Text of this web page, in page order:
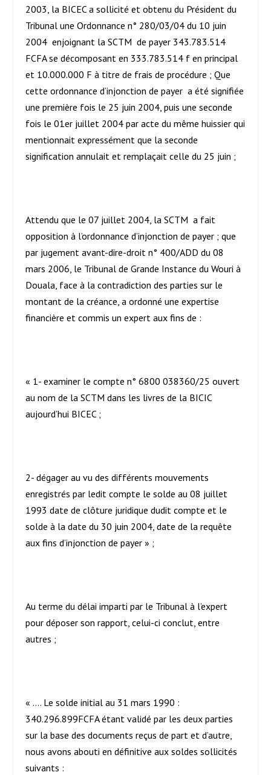
2003, la BICEC a sollicité et obtenu du Président du
Tribunal une Ordonnance n° 280/03/04 du 10 juin
2004 enjoignant la SCTM de payer 343.783.514
FCFA se décomposant en 333.783.514 f en principal
et 10.000.000 F à titre de frais de procédure ; Que
cette ordonnance d’injonction de payer a été signifiée
une première fois le 25 juin 2004, puis une seconde
fois le 01er juillet 2004 par acte du même huissier qui
mentionnait expressément que la seconde
signification annulait et remplaçait celle du 25 juin ;
Attendu que le 07 juillet 2004, la SCTM a fait
opposition à l’ordonnance d’injonction de payer ; que
par jugement avant-dire-droit n° 400/ADD du 08
mars 2006, le Tribunal de Grande Instance du Wouri à
Douala, face à la contradiction des parties sur le
montant de la créance, a ordonné une expertise
financière et commis un expert aux fins de :
« 1- examiner le compte n° 6800 038360/25 ouvert
au nom de la SCTM dans les livres de la BICIC
aujourd’hui BICEC ;
2- dégager au vu des différents mouvements
enregistrés par ledit compte le solde au 08 juillet
1993 date de clôture juridique dudit compte et le
solde à la date du 30 juin 2004, date de la requête
aux fins d’injonction de payer » ;
Au terme du délai imparti par le Tribunal à l’expert
pour déposer son rapport, celui-ci conclut, entre
autres ;
« …. Le solde initial au 31 mars 1990 :
340.296.899FCFA étant validé par les deux parties
sur la base des documents reçus de part et d’autre,
nous avons abouti en définitive aux soldes sollicités
suivants :